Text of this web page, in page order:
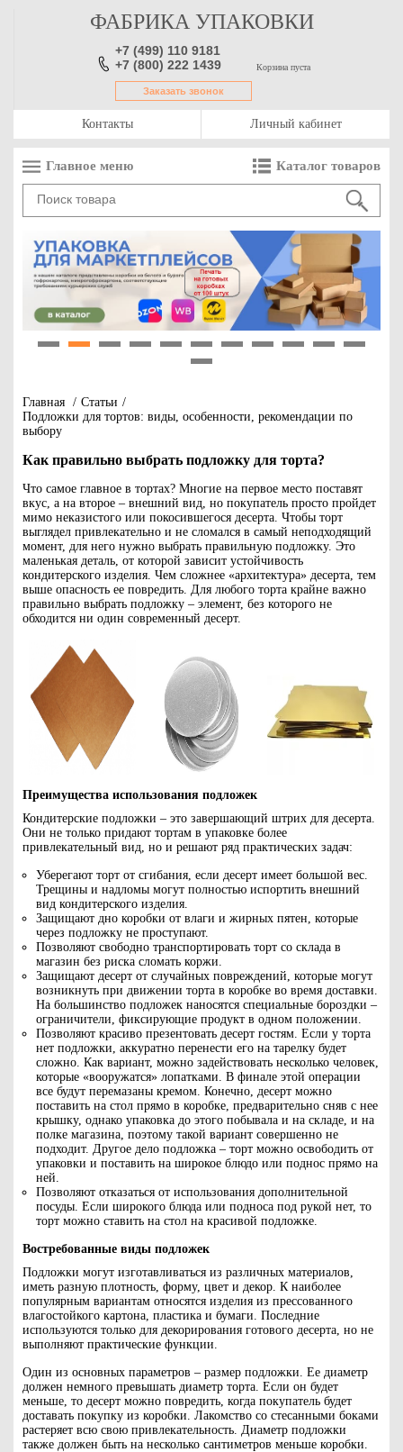
ФАБРИКА УПАКОВКИ
+7 (499) 110 9181
+7 (800) 222 1439
Заказать звонок
Корзина пуста
Контакты Личный кабинет
Главное меню Каталог товаров
Главная / Статьи /
Подложки для тортов: виды, особенности, рекомендации по
выбору
Как правильно выбрать подложку для торта?
Что самое главное в тортах? Многие на первое место поставят
вкус, а на второе – внешний вид, но покупатель просто пройдет
мимо неказистого или покосившегося десерта. Чтобы торт
выглядел привлекательно и не сломался в самый неподходящий
момент, для него нужно выбрать правильную подложку. Это
маленькая деталь, от которой зависит устойчивость
кондитерского изделия. Чем сложнее «архитектура» десерта, тем
выше опасность ее повредить. Для любого торта крайне важно
правильно выбрать подложку – элемент, без которого не
обходится ни один современный десерт.
Преимущества использования подложек
Кондитерские подложки – это завершающий штрих для десерта.
Они не только придают тортам в упаковке более
привлекательный вид, но и решают ряд практических задач:
Уберегают торт от сгибания, если десерт имеет большой вес.
Трещины и надломы могут полностью испортить внешний
вид кондитерского изделия.
Защищают дно коробки от влаги и жирных пятен, которые
через подложку не проступают.
Позволяют свободно транспортировать торт со склада в
магазин без риска сломать коржи.
Защищают десерт от случайных повреждений, которые могут
возникнуть при движении торта в коробке во время доставки.
На большинство подложек наносятся специальные бороздки –
ограничители, фиксирующие продукт в одном положении.
Позволяют красиво презентовать десерт гостям. Если у торта
нет подложки, аккуратно перенести его на тарелку будет
сложно. Как вариант, можно задействовать несколько человек,
которые «вооружатся» лопатками. В финале этой операции
все будут перемазаны кремом. Конечно, десерт можно
поставить на стол прямо в коробке, предварительно сняв с нее
крышку, однако упаковка до этого побывала и на складе, и на
полке магазина, поэтому такой вариант совершенно не
подходит. Другое дело подложка – торт можно освободить от
упаковки и поставить на широкое блюдо или поднос прямо на
ней.
Позволяют отказаться от использования дополнительной
посуды. Если широкого блюда или подноса под рукой нет, то
торт можно ставить на стол на красивой подложке.
Востребованные виды подложек
Подложки могут изготавливаться из различных материалов,
иметь разную плотность, форму, цвет и декор. К наиболее
популярным вариантам относятся изделия из прессованного
влагостойкого картона, пластика и бумаги. Последние
используются только для декорирования готового десерта, но не
выполняют практические функции.
Один из основных параметров – размер подложки. Ее диаметр
должен немного превышать диаметр торта. Если он будет
меньше, то десерт можно повредить, когда покупатель будет
доставать покупку из коробки. Лакомство со стесанными боками
растеряет всю свою привлекательность. Диаметр подложки
также должен быть на несколько сантиметров меньше коробки.